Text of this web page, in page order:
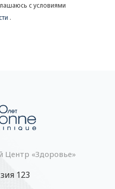
с условиями
.
«Здоровье»
123